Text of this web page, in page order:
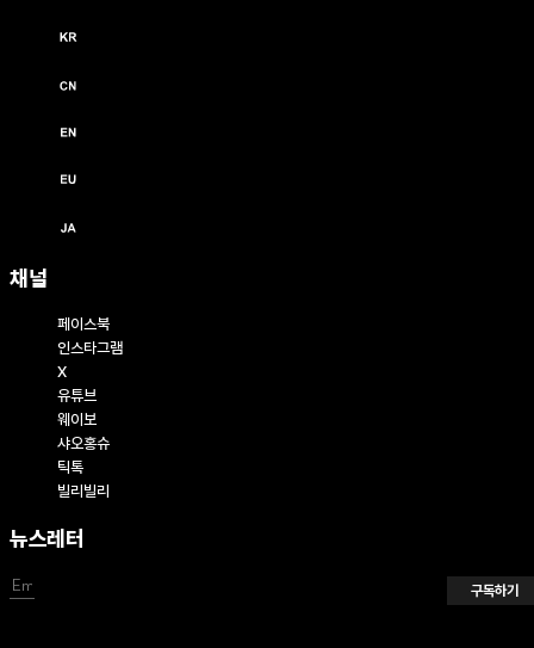
채널
페이스북
인스타그램
X
유튜브
웨이보
샤오홍슈
틱톡
빌리빌리
뉴스레터
구독하기